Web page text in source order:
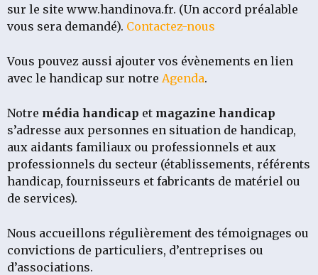
sur le site www.handinova.fr. (Un accord préalable
vous sera demandé). Contactez-nous
Vous pouvez aussi ajouter vos évènements en lien
avec le handicap sur notre Agenda.
Notre média handicap et magazine handicap
s’adresse aux personnes en situation de handicap,
aux aidants familiaux ou professionnels et aux
professionnels du secteur (établissements, référents
handicap, fournisseurs et fabricants de matériel ou
de services).
Nous accueillons régulièrement des témoignages ou
convictions de particuliers, d’entreprises ou
d’associations.